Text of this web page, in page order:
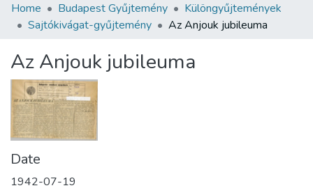
Communities & Collections
Statistics
About us
Home Budapest Gyűjtemény
Különgyűjtemények
Sajtókivágat-gyűjtemény
Az Anjouk jubileuma
Az Anjouk jubileuma
Date
1942-07-19